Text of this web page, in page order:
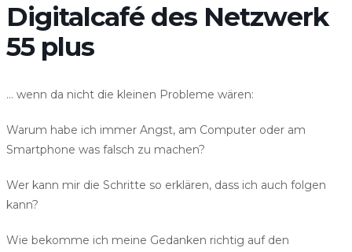
Digitalcafé des Netzwerk
55 plus
… wenn da nicht die kleinen Probleme wären:
Warum habe ich immer Angst, am Computer oder am
Smartphone was falsch zu machen?
Wer kann mir die Schritte so erklären, dass ich auch folgen
kann?
Wie bekomme ich meine Gedanken richtig auf den